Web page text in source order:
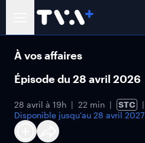
À vos affaires
Épisode du 28 avril 2026
28 avril à 19h 22 min
STC
Disponible jusqu'au 28 avril 2027